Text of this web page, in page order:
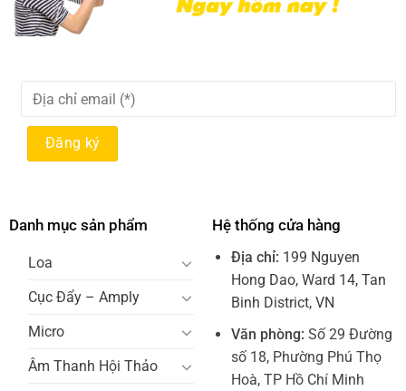
Danh mục sản phẩm
Loa
Cục Đẩy – Amply
Micro
Âm Thanh Hội Thảo
Hệ thống cửa hàng
Địa chỉ: 199 Nguyen
Hong Dao, Ward 14, Tan
Binh District, VN
Văn phòng: Số 29 Đường
số 18, Phường Phú Thọ
Hoà, TP Hồ Chí Minh